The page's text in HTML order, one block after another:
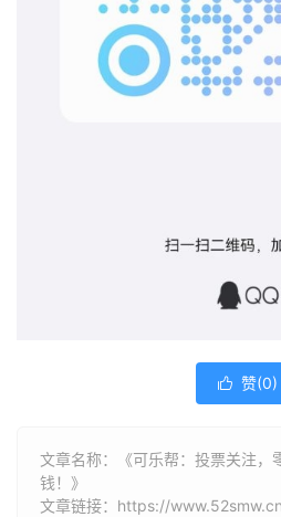
 赞(0)
文章名称：《可乐帮：投票关注，
钱！》
文章链接： https://